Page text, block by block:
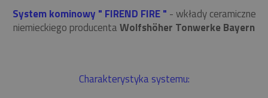
System kominowy " FIREND FIRE " - wkłady ceramiczne
niemieckiego producentaWolfshöher Tonwerke Bayern
Charakterystyka systemu: